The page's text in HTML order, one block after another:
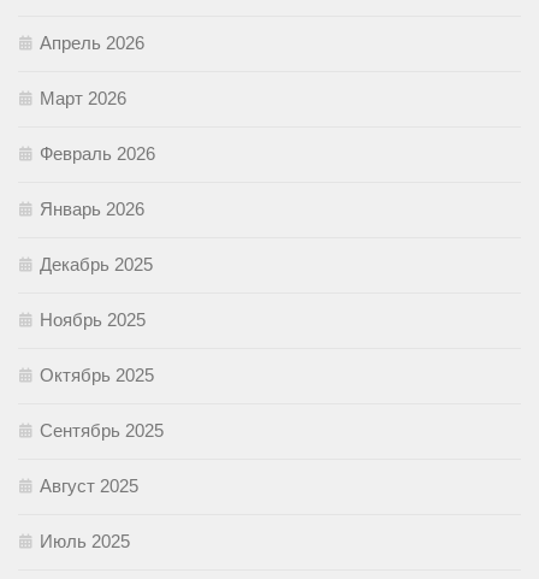
Апрель 2026
Март 2026
Февраль 2026
Январь 2026
Декабрь 2025
Ноябрь 2025
Октябрь 2025
Сентябрь 2025
Август 2025
Июль 2025